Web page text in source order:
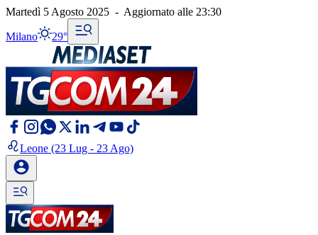
Martedì 5 Agosto 2025 - Aggiornato alle 23:30
Milano 29°
Leone (23 Lug - 23 Ago)